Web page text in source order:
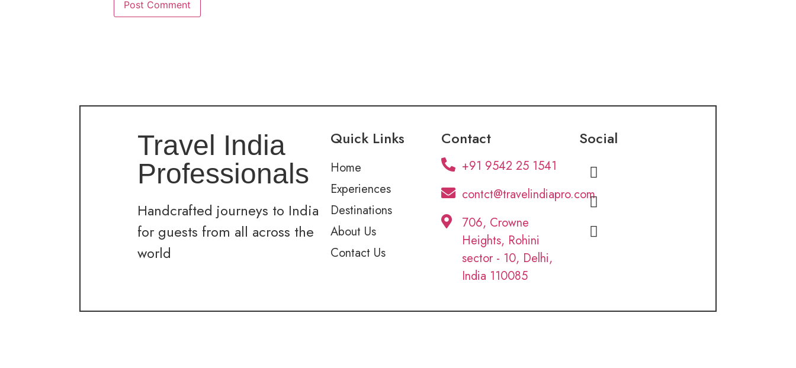
Travel India
Professionals
Handcrafted journeys to India
for guests from all across the
world
Quick Links
Home
Experiences
Destinations
About Us
Contact Us
Contact
+91 9542 25 1541
contct@travelindiapro.com
706, Crowne
Heights, Rohini
sector - 10, Delhi,
India 110085
Social